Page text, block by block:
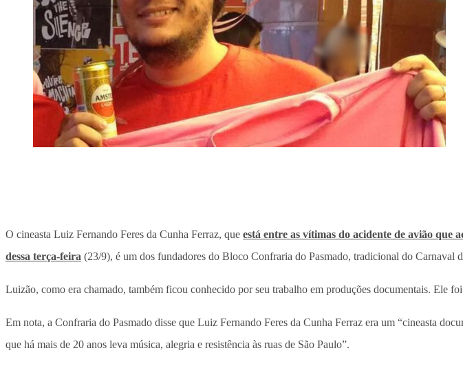
O cineasta Luiz Fernando Feres da Cunha Ferraz, que está entre as vítimas do acidente de avião
dessa terça-feira (23/9), é um dos fundadores do Bloco Confraria do Pasmado, tradicional do Carnaval
Luizão, como era chamado, também ficou conhecido por seu trabalho em produções documentais. Ele
Em nota, a Confraria do Pasmado disse que Luiz Fernando Feres da Cunha Ferraz era um “cineasta
que há mais de 20 anos leva música, alegria e resistência às ruas de São Paulo”.